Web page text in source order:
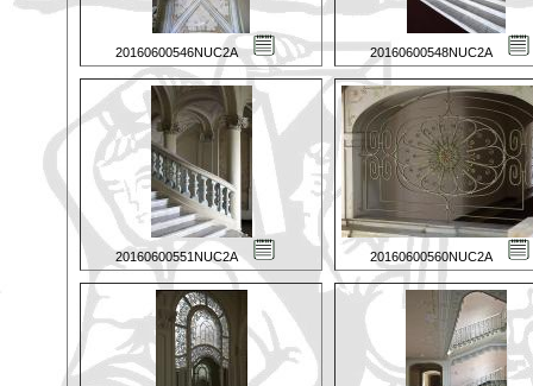
20160600546NUC2A 20160600548NUC2A
20160600551NUC2A 20160600560NUC2A